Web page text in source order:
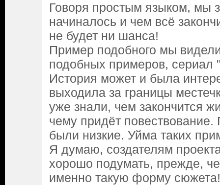
Говоря простым языком, мы
начиналось и чем всё
не будет ни шанса!
Пример подобного мы
подобных примеров, сериал
История может и была
выходила за границы
уже знали, чем закончится
чему придёт повествование.
были низкие. Уйма таких
Я думаю, создателям
хорошо подумать, прежде,
именно такую форму сюжета!